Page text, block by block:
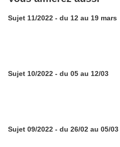
Sujet 11/2022 - du 12 au 19 mars
Sujet 10/2022 - du 05 au 12/03
Sujet 09/2022 - du 26/02 au 05/03